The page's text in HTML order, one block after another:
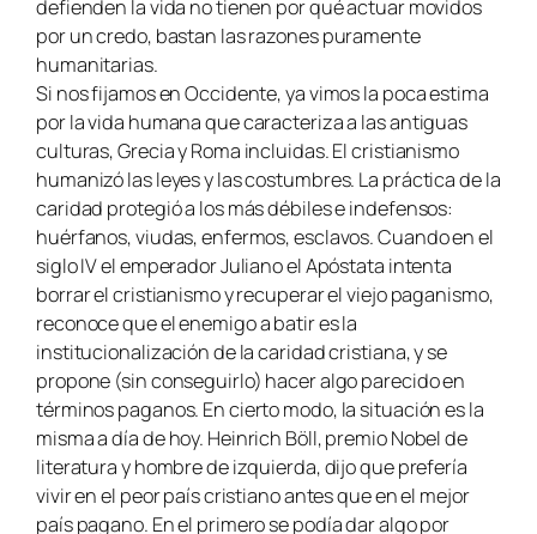
defienden la vida no tienen por qué actuar movidos
por un credo, bastan las razones puramente
humanitarias.
Si nos fijamos en Occidente, ya vimos la poca estima
por la vida humana que caracteriza a las antiguas
culturas, Grecia y Roma incluidas. El cristianismo
humanizó las leyes y las costumbres. La práctica de la
caridad protegió a los más débiles e indefensos:
huérfanos, viudas, enfermos, esclavos. Cuando en el
siglo IV el emperador Juliano el Apóstata intenta
borrar el cristianismo y recuperar el viejo paganismo,
reconoce que el enemigo a batir es la
institucionalización de la caridad cristiana, y se
propone (sin conseguirlo) hacer algo parecido en
términos paganos. En cierto modo, la situación es la
misma a día de hoy. Heinrich Böll, premio Nobel de
literatura y hombre de izquierda, dijo que prefería
vivir en el peor país cristiano antes que en el mejor
país pagano. En el primero se podía dar algo por